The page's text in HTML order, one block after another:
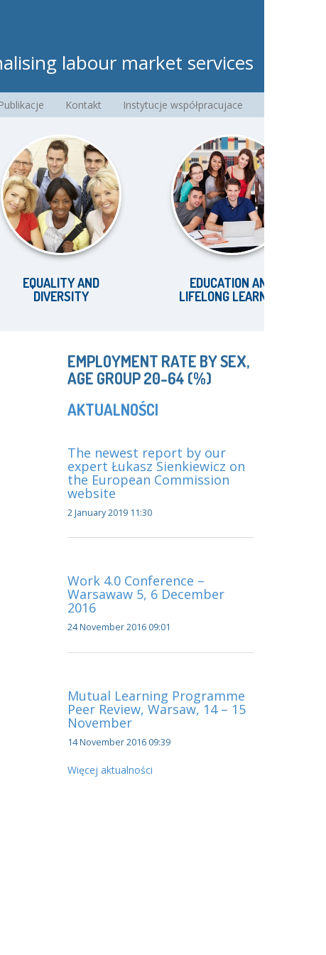
labour market services
Publikacje Kontakt Instytucje współpracujace
AND
DIVERSITY
EDUCATION AND
LIFELONG LEARNING
EMPLOYMENT RATE BY SEX,
AGE GROUP 20-64 (%)
AKTUALNOŚCI
The newest report by our
expert Łukasz Sienkiewicz on
the European Commission
website
2 January 2019 11:30
Work 4.0 Conference –
Warsawaw 5, 6 December
2016
24 November 2016 09:01
Mutual Learning Programme
Peer Review, Warsaw, 14 – 15
November
14 November 2016 09:39
Więcej aktualności